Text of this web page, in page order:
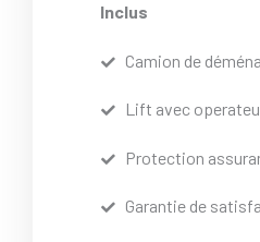
Inclus
Camion de
Lift avec
Protection
Garantie de